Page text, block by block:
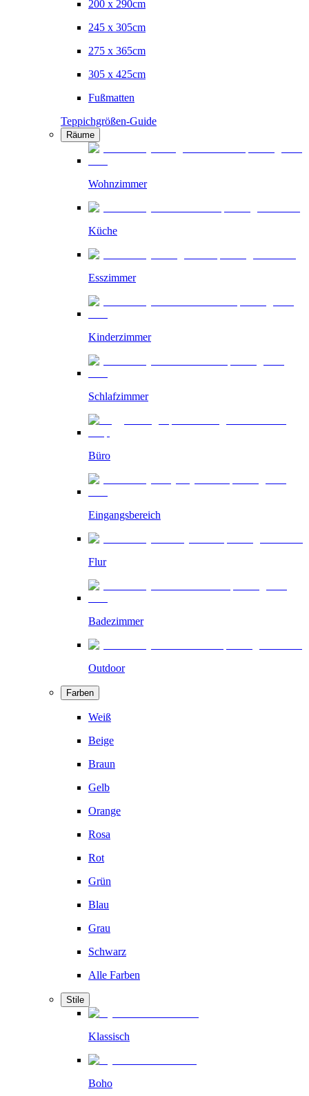
200 x 290cm
245 x 305cm
275 x 365cm
305 x 425cm
Fußmatten
Teppichgrößen-Guide
Räume
Wohnzimmer
Küche
Esszimmer
Kinderzimmer
Schlafzimmer
Büro
Eingangsbereich
Flur
Badezimmer
Outdoor
Farben
Weiß
Beige
Braun
Gelb
Orange
Rosa
Rot
Grün
Blau
Grau
Schwarz
Alle Farben
Stile
Klassisch
Boho